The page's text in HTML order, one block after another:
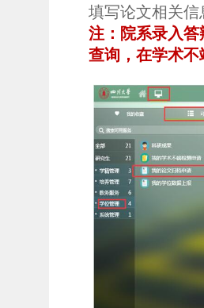
填写论文相关
注：院系录入
查询，在学术